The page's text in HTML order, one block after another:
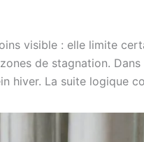
visible : elle limite
de stagnation.
hiver. La suite logique